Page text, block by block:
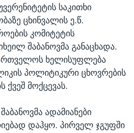
საკითხი
ცხინვალის ე.წ.
კომიტეტის
შაბანოვმა განაცხადა.
ხელისუფლება
პოლიტიკური ცხოვრების
ქვეშ მოქცევას.
ადამიანები
დაჰყო. პირველ ჯგუფში